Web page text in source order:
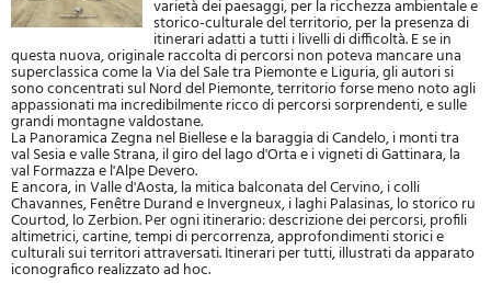
varietà dei paesaggi, per la ricchezza ambientale e
storico-culturale del territorio, per la presenza di
itinerari adatti a tutti i livelli di difficoltà. E se in
questa nuova, originale raccolta di percorsi non poteva mancare una
superclassica come la Via del Sale tra Piemonte e Liguria, gli autori si
sono concentrati sul Nord del Piemonte, territorio forse meno noto agli
appassionati ma incredibilmente ricco di percorsi sorprendenti, e sulle
grandi montagne valdostane.
La Panoramica Zegna nel Biellese e la baraggia di Candelo, i monti tra
val Sesia e valle Strana, il giro del lago d'Orta e i vigneti di Gattinara, la
val Formazza e l'Alpe Devero.
E ancora, in Valle d'Aosta, la mitica balconata del Cervino, i colli
Chavannes, Fenêtre Durand e Invergneux, i laghi Palasinas, lo storico ru
Courtod, lo Zerbion. Per ogni itinerario: descrizione dei percorsi, profili
altimetrici, cartine, tempi di percorrenza, approfondimenti storici e
culturali sui territori attraversati. Itinerari per tutti, illustrati da apparato
iconografico realizzato ad hoc.